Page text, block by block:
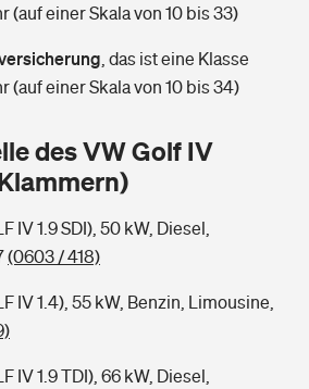
Versicherer finden
Geld bekomme ich im Alter?
(auf einer Skala von 10 bis 33)
das ist eine Klasse
(auf einer Skala von 10 bis 34)
des VW Golf IV
IV 1.9 SDI), 50 kW, Diesel,
(0603 / 418)
IV 1.4), 55 kW, Benzin, Limousine,
IV 1.9 TDI), 66 kW, Diesel,